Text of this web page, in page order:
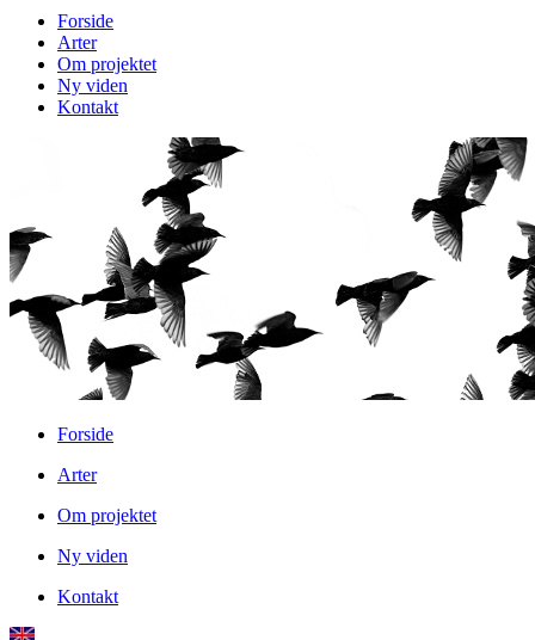
Forside
Arter
Om projektet
Ny viden
Kontakt
Forside
Arter
Om projektet
Ny viden
Kontakt